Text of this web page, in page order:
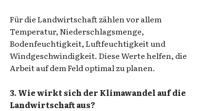
Für die Landwirtschaft zählen vor allem
Temperatur, Niederschlagsmenge,
Bodenfeuchtigkeit, Luftfeuchtigkeit und
Windgeschwindigkeit. Diese Werte helfen, die
Arbeit auf dem Feld optimal zu planen.
3. Wie wirkt sich der Klimawandel auf die
Landwirtschaft aus?